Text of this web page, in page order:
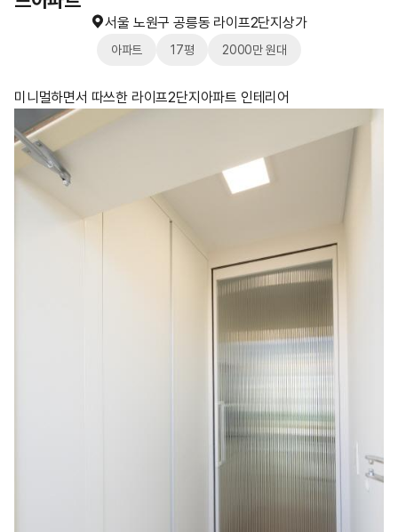
서울 노원구 공릉동 라이프2단지상가
아파트 17평 2000만 원대
미니멀하면서 따쓰한 라이프2단지아파트 인테리어